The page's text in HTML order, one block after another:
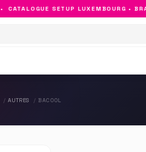
CATALOGUE SETUP LUXEMBOURG •
AUTRES BACOOL